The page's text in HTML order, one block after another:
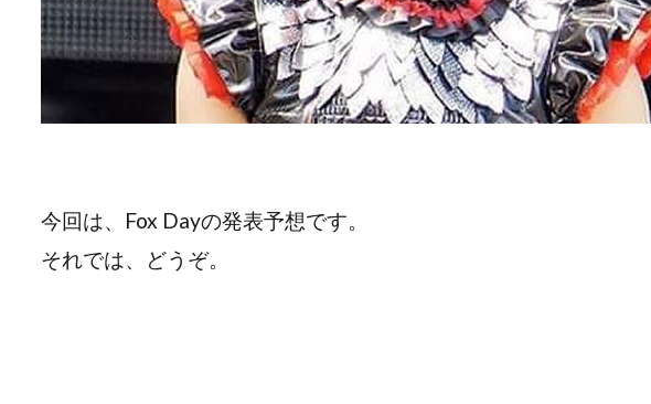
今回は、Fox Dayの発表予想です。
それでは、どうぞ。